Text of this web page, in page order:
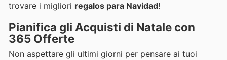
trovare i migliori regalos para Navidad!
Pianifica gli Acquisti di Natale con
365 Offerte
Non aspettare gli ultimi giorni per pensare ai tuoi